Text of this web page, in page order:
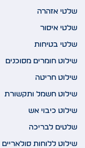
שלטי אזהרה
שלטי איסור
שלטי בטיחות
שילוט חומרים מסוכנים
שילוט חריטה
שילוט חשמל ותקשורת
שילוט כיבוי אש
שלטים לבריכה
שילוט ללוחות סולאריים